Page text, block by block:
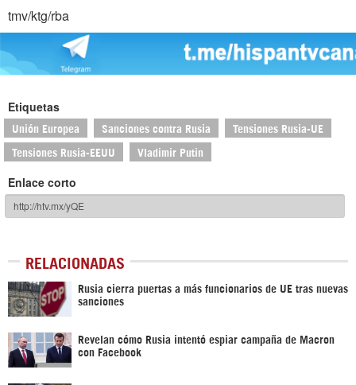
tmv/ktg/rba
Etiquetas
Unión Europea Sanciones contra Rusia Tensiones Rusia-UE
Tensiones Rusia-EEUU Vladimir Putin
Enlace corto
RELACIONADAS
Rusia cierra puertas a más funcionarios de UE tras nuevas
sanciones
Revelan cómo Rusia intentó espiar campaña de Macron
con Facebook